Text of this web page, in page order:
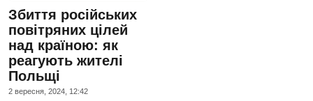
Збиття російських
повітряних цілей
над країною: як
реагують жителі
Польщі
2 вересня, 2024, 12:42